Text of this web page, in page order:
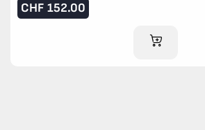
CHF 152.00
IM